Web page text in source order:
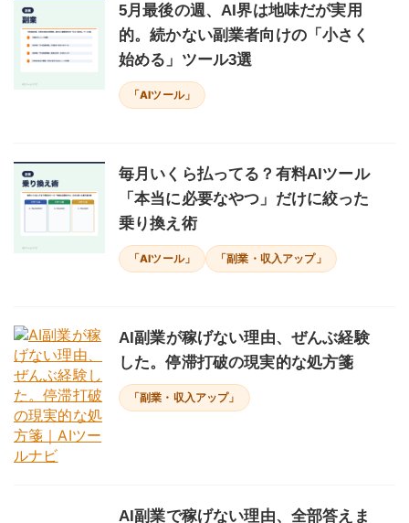
5月最後の週、AI界は地味だが実用
的。続かない副業者向けの「小さく
始める」ツール3選
「AIツール」
毎月いくら払ってる？有料AIツール
「本当に必要なやつ」だけに絞った
乗り換え術
「AIツール」 「副業・収入アップ」
AI副業が稼げない理由、ぜんぶ経験
した。停滞打破の現実的な処方箋
「副業・収入アップ」
AI副業で稼げない理由、全部答えま